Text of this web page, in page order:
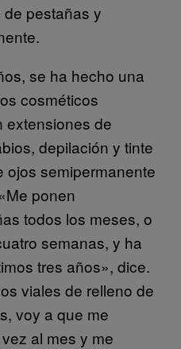
pestañas y
se ha hecho una
cosméticos
extensiones de
depilación y tinte
ojos semipermanente
ponen
todos los meses, o
semanas, y ha
tres años», dice.
viales de relleno de
voy a que me
al mes y me